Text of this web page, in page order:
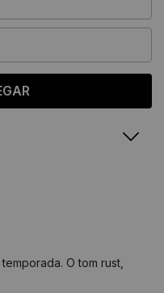
8,6 cmO tom rust,